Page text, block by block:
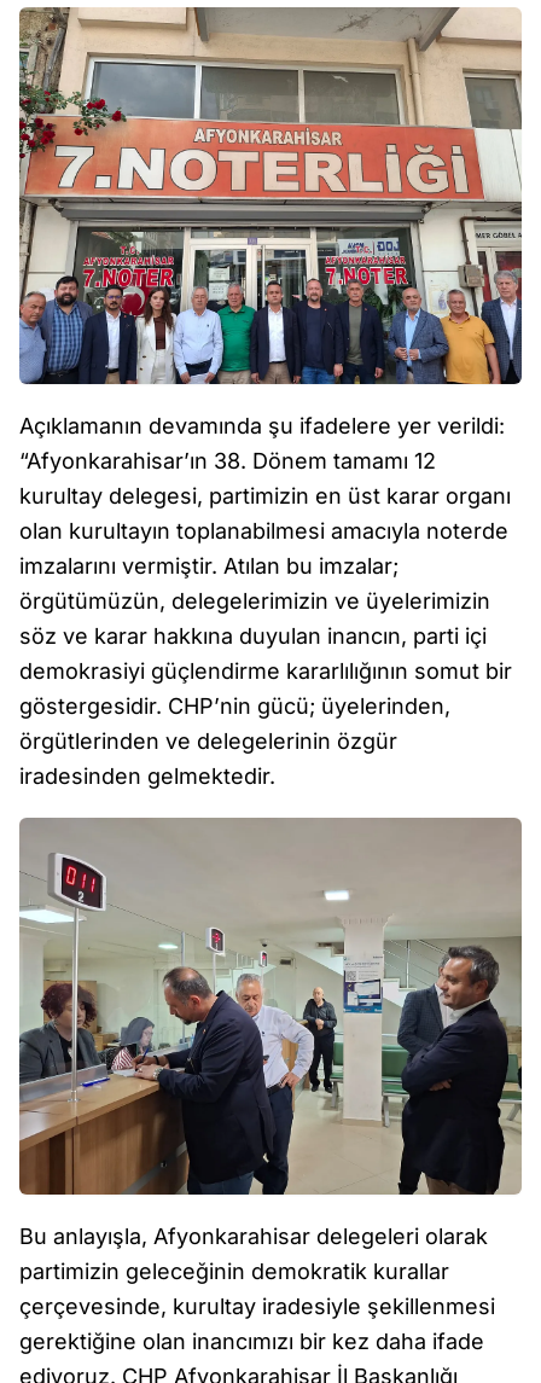
Açıklamanın devamında şu ifadelere yer verildi:
“Afyonkarahisar’ın 38. Dönem tamamı 12
kurultay delegesi, partimizin en üst karar organı
olan kurultayın toplanabilmesi amacıyla noterde
imzalarını vermiştir. Atılan bu imzalar;
örgütümüzün, delegelerimizin ve üyelerimizin
söz ve karar hakkına duyulan inancın, parti içi
demokrasiyi güçlendirme kararlılığının somut bir
göstergesidir. CHP’nin gücü; üyelerinden,
örgütlerinden ve delegelerinin özgür
iradesinden gelmektedir.
Bu anlayışla, Afyonkarahisar delegeleri olarak
partimizin geleceğinin demokratik kurallar
çerçevesinde, kurultay iradesiyle şekillenmesi
gerektiğine olan inancımızı bir kez daha ifade
ediyoruz. CHP Afyonkarahisar İl Başkanlığı